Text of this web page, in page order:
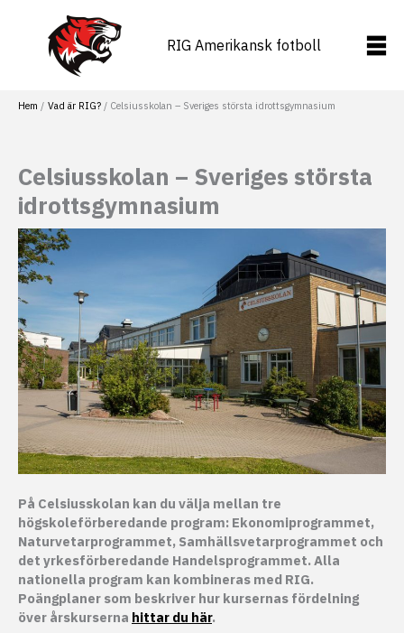
RIG Amerikansk fotboll
Hem Vad är RIG? Celsiusskolan – Sveriges största idrottsgymnasium
Celsiusskolan – Sveriges största
idrottsgymnasium
På Celsiusskolan kan du välja mellan tre
högskoleförberedande program: Ekonomiprogrammet,
Naturvetarprogrammet, Samhällsvetarprogrammet och
det yrkesförberedande Handelsprogrammet. Alla
nationella program kan kombineras med RIG.
Poängplaner som beskriver hur kursernas fördelning
över årskurserna hittar du här.